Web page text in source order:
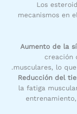
Los
mecanismos en
Aumento de la
creación
musculares, lo
Reducción del
la fatiga